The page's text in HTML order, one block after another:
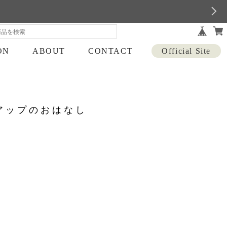
ABOUT CONTACT Official Site
プのおはなし